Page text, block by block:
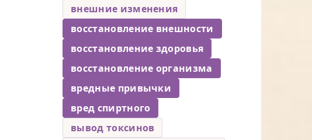
внешние изменения
восстановление внешности
восстановление здоровья
восстановление организма
вредные привычки
вред спиртного
вывод токсинов